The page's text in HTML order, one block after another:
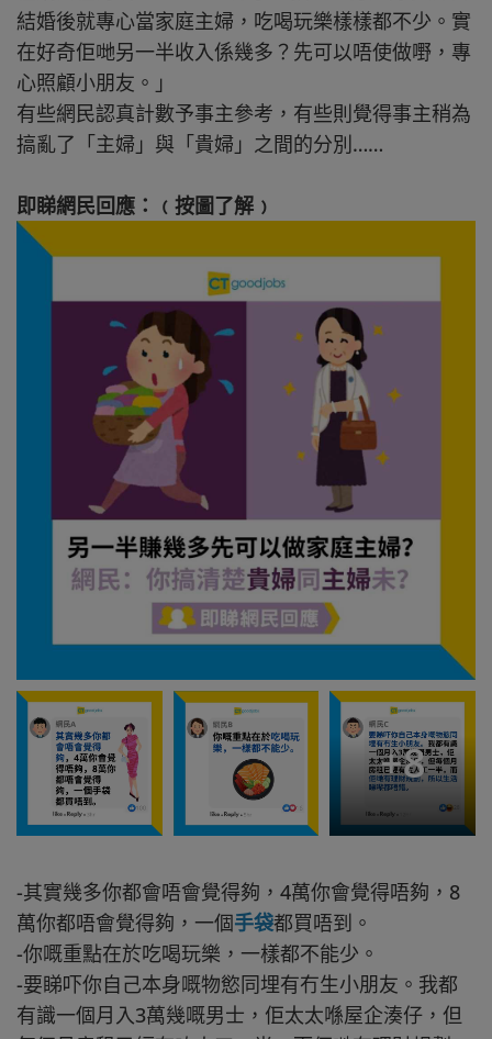
結婚後就專心當家庭主婦，吃喝玩樂樣樣都不少。實
在好奇佢哋另一半收入係幾多？先可以唔使做嘢，專
心照顧小朋友。」
有些網民認真計數予事主參考，有些則覺得事主稍為
搞亂了「主婦」與「貴婦」之間的分別……
即睇網民回應：﹙按圖了解﹚
+8
-其實幾多你都會唔會覺得夠，4萬你會覺得唔夠，8
萬你都唔會覺得夠，一個手袋都買唔到。
-你嘅重點在於吃喝玩樂，一樣都不能少。
-要睇吓你自己本身嘅物慾同埋有冇生小朋友。我都
有識一個月入3萬幾嘅男士，佢太太喺屋企湊仔，但